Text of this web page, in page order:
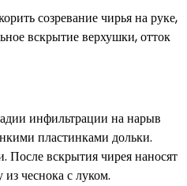
созревание чирья на руке,
вскрытие верхушки, отток
инфильтрации на нарыв
пластинками дольки.
После вскрытия чирея наносят
чеснока с луком.